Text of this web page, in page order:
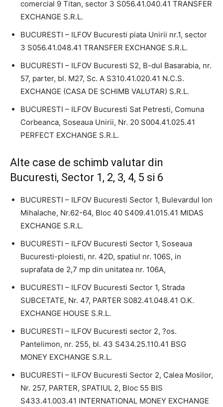
comercial 9 Titan, sector 3 S056.41.040.41 TRANSFER
EXCHANGE S.R.L.
BUCURESTI – ILFOV Bucuresti piata Unirii nr.1, sector
3 S056.41.048.41 TRANSFER EXCHANGE S.R.L.
BUCURESTI – ILFOV Bucuresti S2, B-dul Basarabia, nr.
57, parter, bl. M27, Sc. A S310.41.020.41 N.C.S.
EXCHANGE (CASA DE SCHIMB VALUTAR) S.R.L.
BUCURESTI – ILFOV Bucuresti Sat Petresti, Comuna
Corbeanca, Soseaua Unirii, Nr. 20 S004.41.025.41
PERFECT EXCHANGE S.R.L.
Alte case de schimb valutar din
Bucuresti, Sector 1, 2, 3, 4, 5 si 6
BUCURESTI – ILFOV Bucuresti Sector 1, Bulevardul Ion
Mihalache, Nr.62-64, Bloc 40 S409.41.015.41 MIDAS
EXCHANGE S.R.L.
BUCURESTI – ILFOV Bucuresti Sector 1, Soseaua
Bucuresti-ploiesti, nr. 42D, spatiul nr. 106S, in
suprafata de 2,7 mp din unitatea nr. 106A,
BUCURESTI – ILFOV Bucuresti Sector 1, Strada
SUBCETATE, Nr. 47, PARTER S082.41.048.41 O.K.
EXCHANGE HOUSE S.R.L.
BUCURESTI – ILFOV Bucuresti sector 2, ?os.
Pantelimon, nr. 255, bl. 43 S434.25.110.41 BSG
MONEY EXCHANGE S.R.L.
BUCURESTI – ILFOV Bucuresti Sector 2, Calea Mosilor,
Nr. 257, PARTER, SPATIUL 2, Bloc 55 BIS
S433.41.003.41 INTERNATIONAL MONEY EXCHANGE